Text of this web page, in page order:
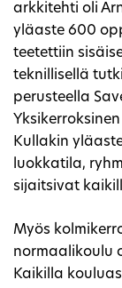
arkkitehti oli
yläaste 600
teetettiin
teknillisellä
perusteella
Kullakin
luokkatila,
sijaitsivat
Myös
normaalikoulu
Kaikilla